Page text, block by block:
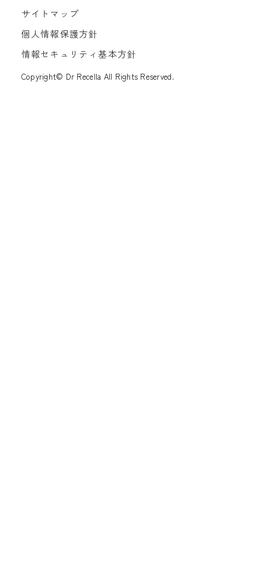
サイトマップ
個人情報保護方針
情報セキュリティ基本方針
Copyright© Dr Recella All Rights Reserved.